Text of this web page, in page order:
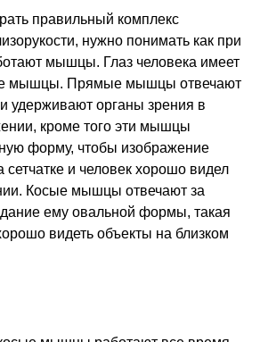
правильный комплекс
нужно понимать как при
мышцы. Глаз человека имеет
мышцы. Прямые мышцы отвечают
удерживают органы зрения в
кроме того эти мышцы
форму, чтобы изображение
сетчатке и человек хорошо видел
Косые мышцы отвечают за
ему овальной формы, такая
видеть объекты на близком